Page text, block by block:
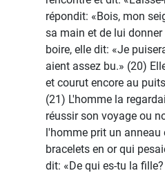
répondit: «Bois, mon
sa main et de lui
boire, elle dit: «Je
aient assez bu.» (20)
et courut encore au
(21) L'homme la
réussir son voyage ou
l'homme prit un anneau
bracelets en or qui
dit: «De qui es-tu la